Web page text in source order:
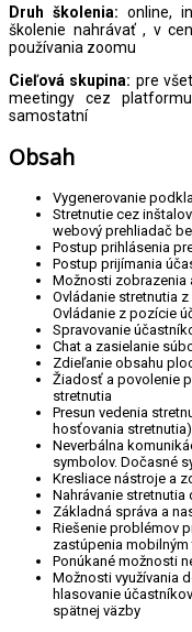
Druh školenia: online,
školenie nahrávať , v
používania zoomu
Cieľová skupina: pre
meetingy cez
samostatní
Obsah
Vygenerovanie
Stretnutie cez
webový prehliadač
Postup prihlásenia
Postup prijímania
Možnosti zobrazenia
Ovládanie stretnutia
Ovládanie z pozície
Spravovanie
Chat a zasielanie
Zdieľanie obsahu
Žiadosť a povolenie
stretnutia
Presun vedenia
hosťovania
Neverbálna
symbolov. Dočasné
Kresliace nástroje a
Nahrávanie
Základná správa a
Riešenie problémov
zastúpenia
Ponúkané možnosti
Možnosti využívania
hlasovanie
spätnej väzby